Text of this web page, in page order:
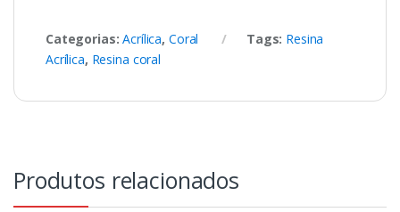
Categorias:Acrílica, Coral Tags: Resina
Acrílica, Resina coral
Produtos relacionados